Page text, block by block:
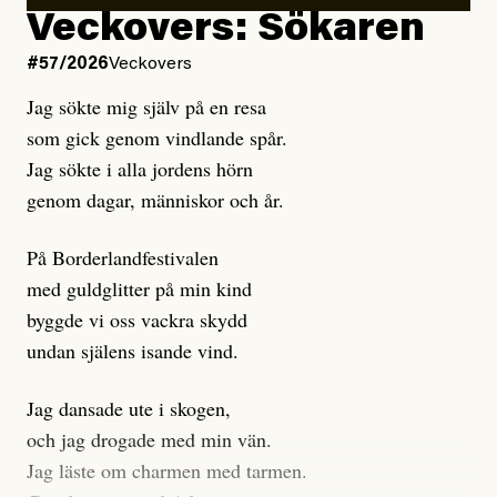
Kuhn och Sassarinis-McGowan hävdar att
Dagens ETC arbetar med ”opålitliga källor” för att
klickbete är inte intressant för Dagens ETC.
Journalistiken är låst. En klatschig men korrekt rubrik
gör förhoppningsvis att en nyfiken beställer
prenumeration, men den avslutas sekunder senare om
dessa granskningar på olika källor, alltifrån domar till
en mängd intervjupersoner, inklusive generös
möjlighet att bemöta för såväl personen vars motiv att
engagera sig i Palestinarörelsen ifrågasätts som de
grupper där Säpo-resursen samlade in uppgifter.
Researchen är grundlig.
Möjligen är det egentligen inte journalistikens metod
Veckovers: Sökaren
#57/2026Veckovers
Jag sökte mig själv på en resa
som gick genom vindlande spår.
Jag sökte i alla jordens hörn
genom dagar, människor och år.
På Borderlandfestivalen
med guldglitter på min kind
byggde vi oss vackra skydd
undan själens isande vind.
Jag dansade ute i skogen,
och jag drogade med min vän.
Jag läste om charmen med tarmen.